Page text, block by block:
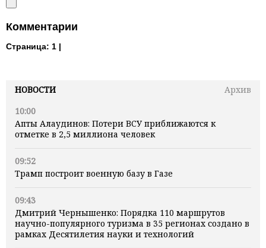
НОВОСТИ
Архив
10:00
Апты Алаудинов: Потери ВСУ приближаются к
отметке в 2,5 миллиона человек
09:52
Трамп построит военную базу в Газе
09:43
Дмитрий Чернышенко: Порядка 110 маршрутов
научно-популярного туризма в 35 регионах создано в
рамках Десятилетия науки и технологий
Комментарии
Страница: 1 |